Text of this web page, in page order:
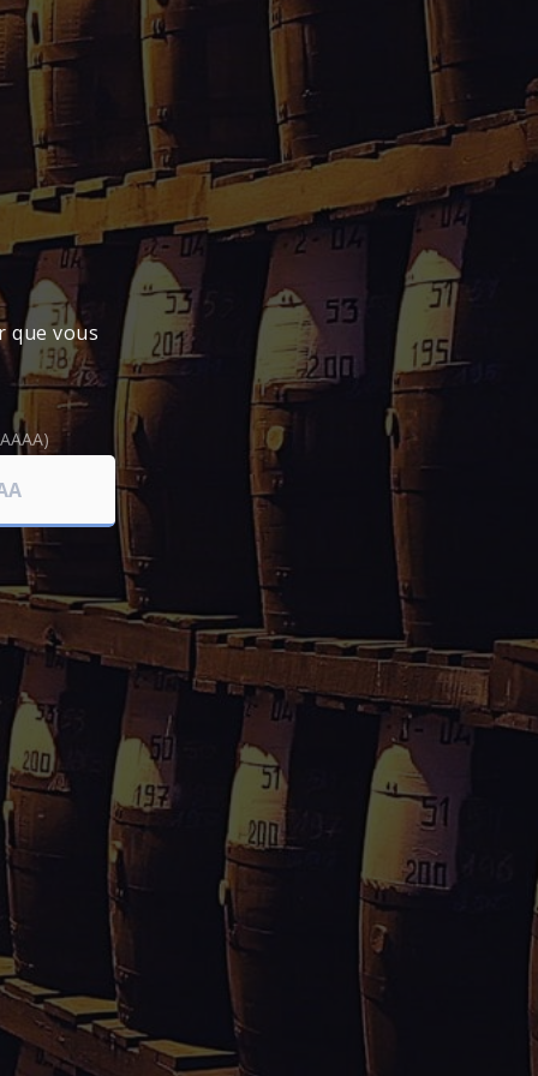
cl 59.9° millésime 1998 distillé à partir
années en fût de chêne ex bourbon
brut de fût à son degré naturel ,
Rhum . Une édition limitée à 251
métropolitaine, vous devrez vous acquitter
: 5 € si vous réglez en ligne, 8 € si
compte
personnelles
Divers
APPRO-SAVEURS SARL
appro.saveurs@orange.fr
Adresse : Moudong sud,
que vous